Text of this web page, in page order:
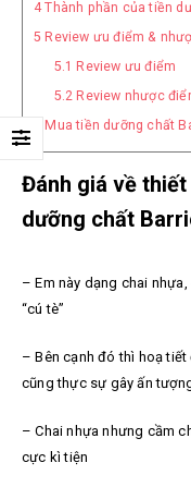
4Thành phần của tiền
5 Review ưu điểm &
5.1 Review ưu điểm
5.2 Review nhược
Mua tiền dưỡng chất
Đánh giá về
dưỡng chất
– Em này dạng chai
“cú tè”
– Bên cạnh đó thì hoạ
cũng thực sự gây ấn
– Chai nhựa nhưng cầm
cực kì tiện